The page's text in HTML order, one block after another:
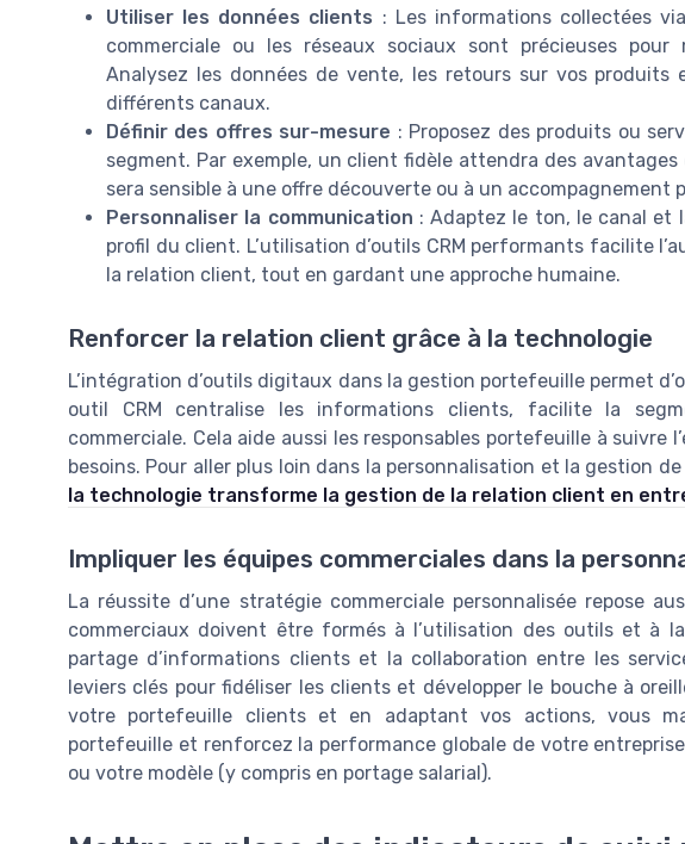
Utiliser les données clients : Les informations collectées
commerciale ou les réseaux sociaux sont précieuses pour
Analysez les données de vente, les retours sur vos
différents canaux.
Définir des offres sur-mesure : Proposez des produits ou
segment. Par exemple, un client fidèle attendra des
sera sensible à une offre découverte ou à un accompagnement
Personnaliser la communication : Adaptez le ton, le canal et
profil du client. L’utilisation d’outils CRM performants facilite
la relation client, tout en gardant une approche humaine.
Renforcer la relation client grâce à la technologie
L’intégration d’outils digitaux dans la gestion portefeuille permet
outil CRM centralise les informations clients, facilite la
commerciale. Cela aide aussi les responsables portefeuille à suivre
besoins. Pour aller plus loin dans la personnalisation et la gestion
la technologie transforme la gestion de la relation client en
Impliquer les équipes commerciales dans la
La réussite d’une stratégie commerciale personnalisée repose
commerciaux doivent être formés à l’utilisation des outils et à
partage d’informations clients et la collaboration entre les
leviers clés pour fidéliser les clients et développer le bouche à
votre portefeuille clients et en adaptant vos actions, vous
portefeuille et renforcez la performance globale de votre
ou votre modèle (y compris en portage salarial).